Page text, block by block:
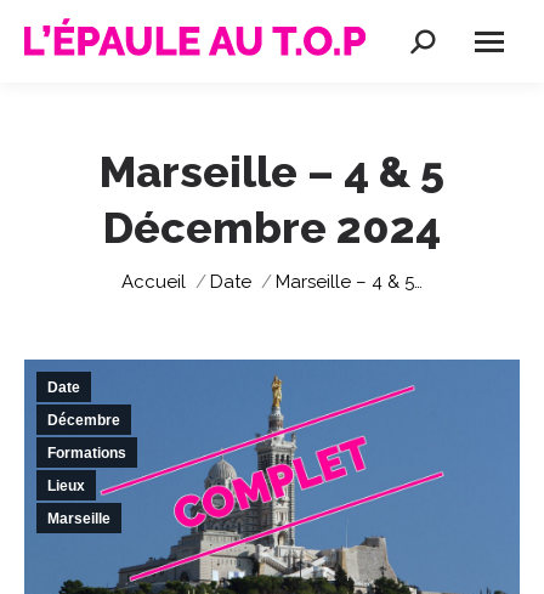
Recherche
Marseille – 4 & 5
Décembre 2024
Vous êtes ici :
Accueil Date Marseille – 4 & 5…
Date
Décembre
Formations
Lieux
Marseille